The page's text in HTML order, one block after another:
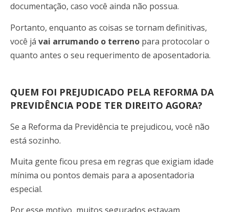
documentação, caso você ainda não possua.
Portanto, enquanto as coisas se tornam definitivas,
você já vai arrumando o terreno para protocolar o
quanto antes o seu requerimento de aposentadoria.
QUEM FOI PREJUDICADO PELA REFORMA DA
PREVIDÊNCIA PODE TER DIREITO AGORA?
Se a Reforma da Previdência te prejudicou, você não
está sozinho.
Muita gente ficou presa em regras que exigiam idade
mínima ou pontos demais para a aposentadoria
especial.